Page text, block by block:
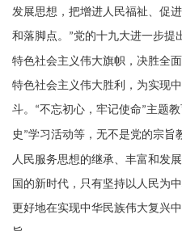
发展思想，把增进人民福祉、促
和落脚点。 ”党的十九大进一步提
特色社会主义伟大旗帜，决胜全
特色社会主义伟大胜利，为实现
斗。 “不忘初心，牢记使命”主题
史 ”学习活动等，无不是党的宗旨
人民服务思想的继承、丰富和发
国的新时代，只有坚持以人民为
更好地在实现中华民族伟大复兴